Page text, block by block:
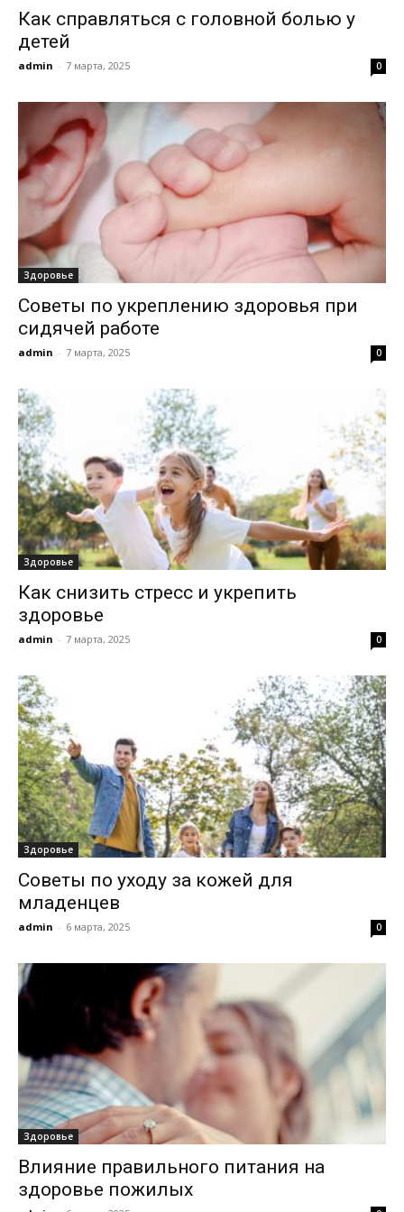
Как справляться с головной болью у
детей
admin - 7 марта, 2025 0
Здоровье
Советы по укреплению здоровья при
сидячей работе
admin - 7 марта, 2025 0
Здоровье
Как снизить стресс и укрепить
здоровье
admin - 7 марта, 2025 0
Здоровье
Советы по уходу за кожей для
младенцев
admin - 6 марта, 2025 0
Здоровье
Влияние правильного питания на
здоровье пожилых